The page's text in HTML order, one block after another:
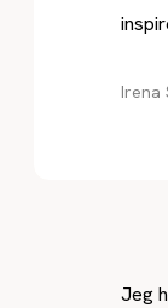
Irena
Jeg